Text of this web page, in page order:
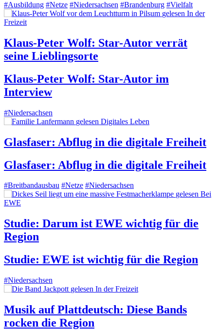
#Ausbildung #Netze #Niedersachsen #Brandenburg #Vielfalt
gelesen In der
Freizeit
Klaus-Peter Wolf: Star-Autor verrät
seine Lieblingsorte
Klaus-Peter Wolf: Star-Autor im
Interview
#Niedersachsen
gelesen Digitales Leben
Glasfaser: Abflug in die digitale Freiheit
Glasfaser: Abflug in die digitale Freiheit
#Breitbandausbau #Netze #Niedersachsen
gelesen Bei
EWE
Studie: Darum ist EWE wichtig für die
Region
Studie: EWE ist wichtig für die Region
#Niedersachsen
gelesen In der Freizeit
Musik auf Plattdeutsch: Diese Bands
rocken die Region